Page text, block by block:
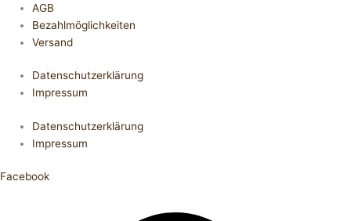
AGB
Bezahlmöglichkeiten
Versand
Datenschutzerklärung
Impressum
Datenschutzerklärung
Impressum
Facebook